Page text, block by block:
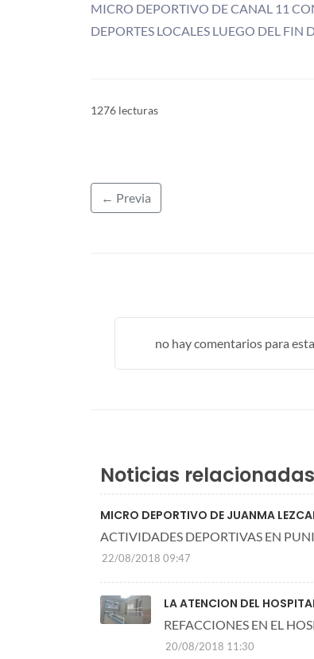
MICRO DEPORTIVO DE CANAL 11
DEPORTES LOCALES LUEGO DEL FIN
1276 lecturas
← Previa
no hay comentarios para esta
Noticias relacionadas
MICRO DEPORTIVO DE JUANMA
ACTIVIDADES DEPORTIVAS EN
22/08/2018 09:47
LA ATENCION DEL
REFACCIONES EN EL
20/08/2018 11:30